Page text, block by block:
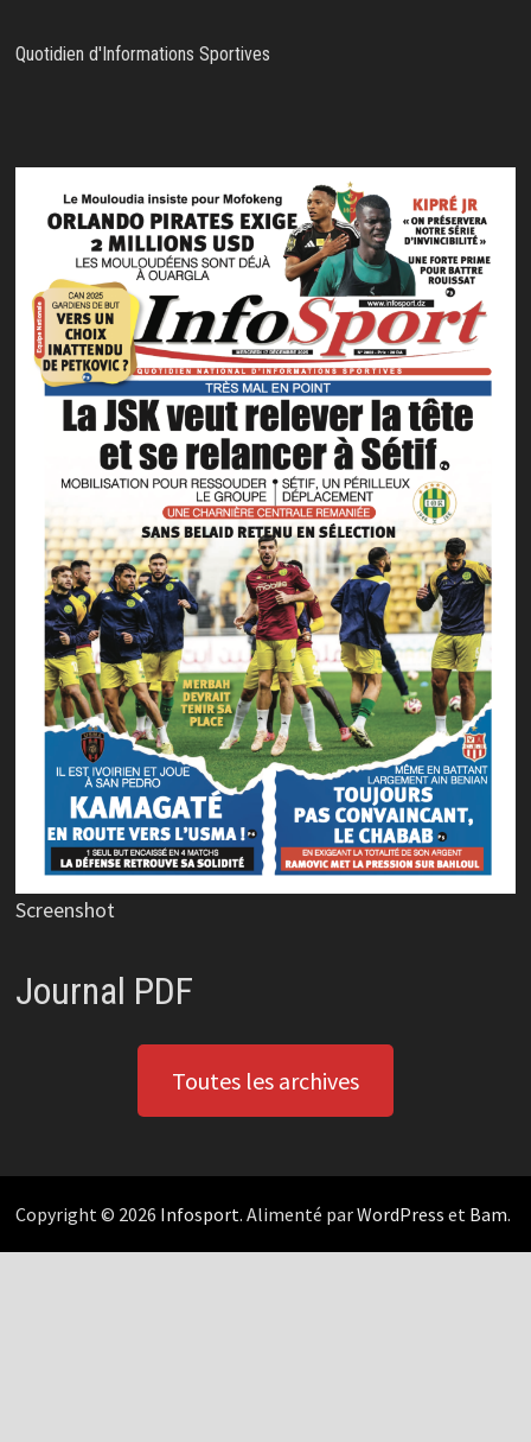
Quotidien d'Informations Sportives
Screenshot
Journal PDF
Toutes les archives
Copyright © 2026 Infosport. Alimenté parWordPress et Bam.